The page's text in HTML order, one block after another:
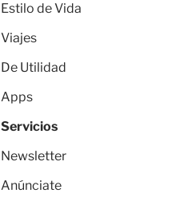
Estilo de Vida
Viajes
De Utilidad
Apps
Servicios
Newsletter
Anúnciate